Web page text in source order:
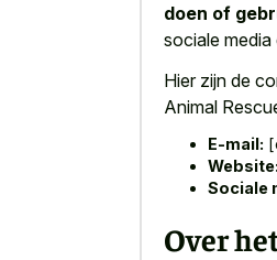
doen of
sociale media
Hier zijn de
Animal
E-mail:
Website:
Sociale
Over